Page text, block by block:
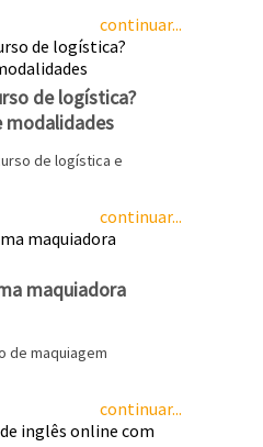
continuar...
de logística?
modalidades
de logística e
continuar...
maquiadora
de maquiagem
continuar...